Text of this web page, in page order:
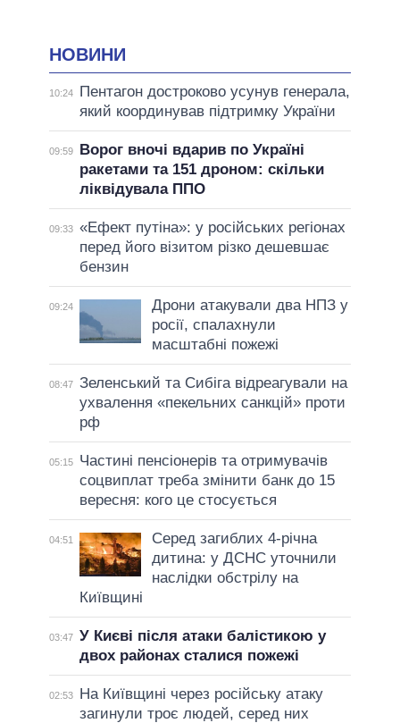
НОВИНИ
10:24
Пентагон достроково усунув генерала,
який координував підтримку України
09:59
Ворог вночі вдарив по Україні
ракетами та 151 дроном: скільки
ліквідувала ППО
09:33 «Ефект путіна»: у російських регіонах
перед його візитом різко дешевшає
бензин
09:24
Дрони атакували два НПЗ у
росії, спалахнули
масштабні пожежі
08:47 Зеленський та Сибіга відреагували на
ухвалення «пекельних санкцій» проти
рф
05:15
Частині пенсіонерів та отримувачів
соцвиплат треба змінити банк до 15
вересня: кого це стосується
04:51
Серед загиблих 4-річна
дитина: у ДСНС уточнили
наслідки обстрілу на
Київщині
03:47 У Києві після атаки балістикою у
двох районах сталися пожежі
02:53
На Київщині через російську атаку
загинули троє людей, серед них